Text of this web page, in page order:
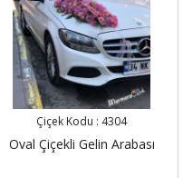
Çiçek Kodu : 4304
Oval Çiçekli Gelin Arabası